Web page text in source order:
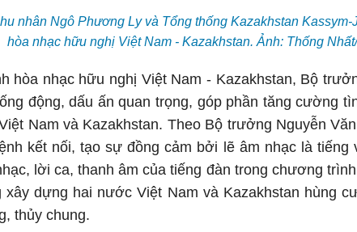
nhân Ngô Phương Ly và Tổng thống Kazakhstan
hòa nhạc hữu nghị Việt Nam - Kazakhstan. Ảnh: Thống
hòa nhạc hữu nghị Việt Nam - Kazakhstan, Bộ
động, dấu ấn quan trọng, góp phần tăng cường
Nam và Kazakhstan. Theo Bộ trưởng Nguyễn
kết nối, tạo sự đồng cảm bởi lẽ âm nhạc là tiếng
lời ca, thanh âm của tiếng đàn trong chương
xây dựng hai nước Việt Nam và Kazakhstan hùng
thủy chung.